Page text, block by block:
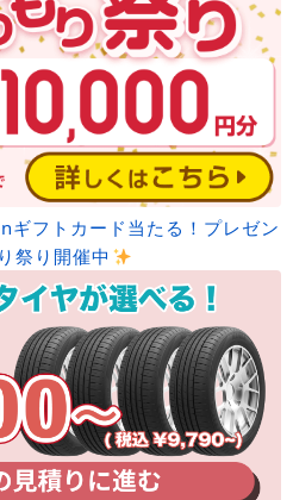
フトカード当たる！プレゼン
祭り開催中